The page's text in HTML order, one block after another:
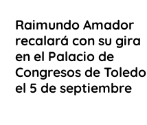
Raimundo Amador
recalará con su gira
en el Palacio de
Congresos de Toledo
el 5 de septiembre